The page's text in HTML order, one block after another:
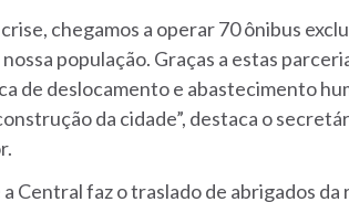
chegamos a operar 70 ônibus
população. Graças a estas
de deslocamento e abastecimento
da cidade”, destaca o
Central faz o traslado de abrigados